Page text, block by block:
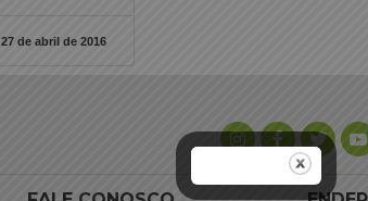
27 de abril de 2016